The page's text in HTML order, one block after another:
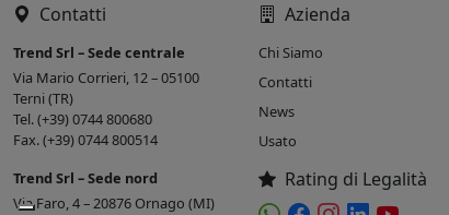
Contatti
Trend Srl – Sede centrale
Via Mario Corrieri, 12 – 05100
Terni (TR)
Tel. (+39) 0744 800680
Fax. (+39) 0744 800514
Trend Srl – Sede nord
Via Faro, 4 – 20876 Ornago (MI)
Azienda
Chi Siamo
Contatti
News
Usato
Rating di Legalità